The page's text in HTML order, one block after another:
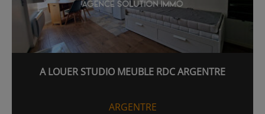
A LOUER STUDIO MEUBLE RDC ARGENTRE
ARGENTRE